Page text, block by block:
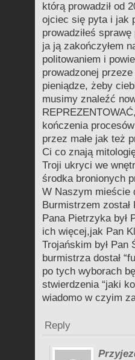
którą prowadził od
ojciec się pyta i jak
prowadziłeś
ja ją zakończyłem
politowaniem i
prowadzonej
pieniądze, żeby
musimy znaleźć
kończenia
przez małe jak też
Ci co znają
Troji ukryci we
środka bronionych
W Naszym mieście
Burmistrzem
Pana Pietrzyka był
ich więcej,jak Pan
Trojańskim był Pan
burmistrza dostał
po tych wyborach
stwierdzenia “jaki
wiadomo w czyim
Reply